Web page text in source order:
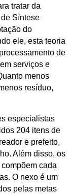
tratar da
Síntese
do
ele, esta teoria
de
serviços e
menos
resíduo,
especialistas
204 itens de
e prefeito,
Além disso, os
cada
O nexo é um
pelas metas